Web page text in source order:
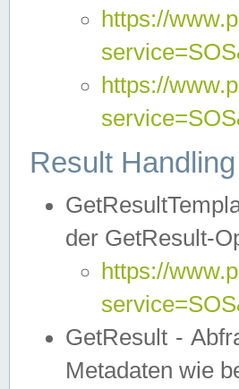
https://
https://
Result
der GetResult-
https://
GetResult -
Metadaten wie